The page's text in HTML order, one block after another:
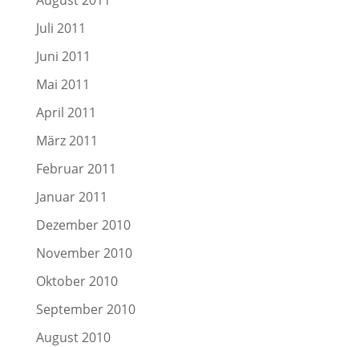
Juli 2011
Juni 2011
Mai 2011
April 2011
März 2011
Februar 2011
Januar 2011
Dezember 2010
November 2010
Oktober 2010
September 2010
August 2010